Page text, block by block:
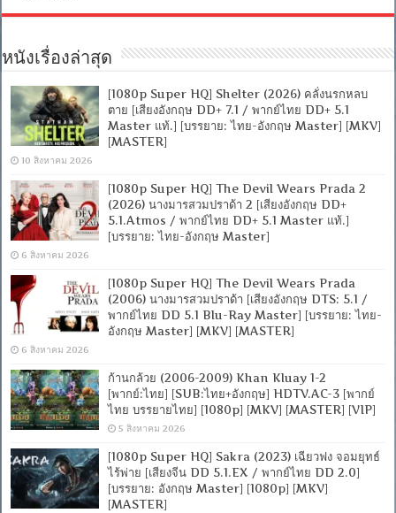
หนังเรื่องล่าสุด
[1080p Super HQ] Shelter (2026) คลั่งนรกหลบ
ตาย [เสียงอังกฤษ DD+ 7.1 / พากย์ไทย DD+ 5.1
Master แท้.] [บรรยาย: ไทย-อังกฤษ Master] [MKV]
[MASTER]
10 สิงหาคม 2026
[1080p Super HQ] The Devil Wears Prada 2
(2026) นางมารสวมปราด้า 2 [เสียงอังกฤษ DD+
5.1.Atmos / พากย์ไทย DD+ 5.1 Master แท้.]
[บรรยาย: ไทย-อังกฤษ Master]
6 สิงหาคม 2026
[1080p Super HQ] The Devil Wears Prada
(2006) นางมารสวมปราด้า [เสียงอังกฤษ DTS: 5.1 /
พากย์ไทย DD 5.1 Blu-Ray Master] [บรรยาย: ไทย-
อังกฤษ Master] [MKV] [MASTER]
6 สิงหาคม 2026
ก้านกล้วย (2006-2009) Khan Kluay 1-2
[พากย์:ไทย] [SUB:ไทย+อังกฤษ] HDTV.AC-3 [พากย์
ไทย บรรยายไทย] [1080p] [MKV] [MASTER] [VIP]
5 สิงหาคม 2026
[1080p Super HQ] Sakra (2023) เฉียวฟง จอมยุทธ์
ไร้พ่าย [เสียงจีน DD 5.1.EX / พากย์ไทย DD 2.0]
[บรรยาย: อังกฤษ Master] [1080p] [MKV]
[MASTER]